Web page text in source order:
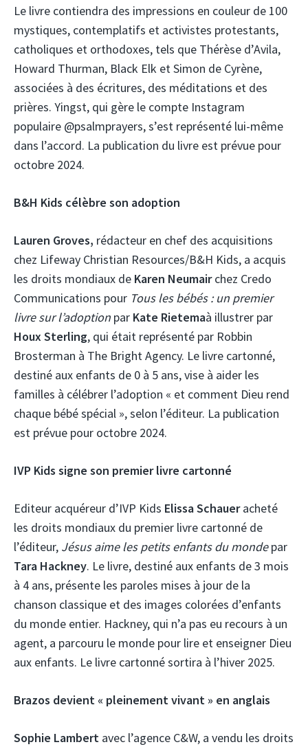
Le livre contiendra des impressions en couleur de 100
mystiques, contemplatifs et activistes protestants,
catholiques et orthodoxes, tels que Thérèse d’Avila,
Howard Thurman, Black Elk et Simon de Cyrène,
associées à des écritures, des méditations et des
prières. Yingst, qui gère le compte Instagram
populaire @psalmprayers, s’est représenté lui-même
dans l’accord. La publication du livre est prévue pour
octobre 2024.
B&H Kids célèbre son adoption
Lauren Groves, rédacteur en chef des acquisitions
chez Lifeway Christian Resources/B&H Kids, a acquis
les droits mondiaux de Karen Neumairchez Credo
Communications pour Tous les bébés : un premier
livre sur l’adoption par Kate Rietemaà illustrer par
Houx Sterling, qui était représenté par Robbin
Brosterman à The Bright Agency. Le livre cartonné,
destiné aux enfants de 0 à 5 ans, vise à aider les
familles à célébrer l’adoption « et comment Dieu rend
chaque bébé spécial », selon l’éditeur. La publication
est prévue pour octobre 2024.
IVP Kids signe son premier livre cartonné
Editeur acquéreur d’IVP Kids Elissa Schaueracheté
les droits mondiaux du premier livre cartonné de
l’éditeur, Jésus aime les petits enfants du mondepar
Tara Hackney. Le livre, destiné aux enfants de 3 mois
à 4 ans, présente les paroles mises à jour de la
chanson classique et des images colorées d’enfants
du monde entier. Hackney, qui n’a pas eu recours à un
agent, a parcouru le monde pour lire et enseigner Dieu
aux enfants. Le livre cartonné sortira à l’hiver 2025.
Brazos devient « pleinement vivant » en anglais
Sophie Lambert avec l’agence C&W, a vendu les droits